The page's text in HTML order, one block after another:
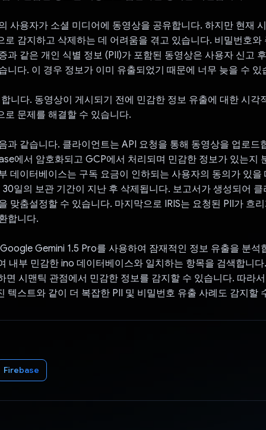
사용자가 소셜 미디어에 동영상을 공유합니다. 하지만 현재
로 감지하고 삭제하는 데 어려움을 겪고 있습니다. 비밀번호와
과 같은 개인 식별 정보 (PII)가 포함된 동영상은 사용자 신고
니다. 이 경우 정보가 이미 유출되었기 때문에 너무 늦을 수 있
니다. 동영상이 게시되기 전에 민감한 정보 유출에 대한 시각
로 문제를 해결할 수 있습니다.
과 같습니다. 클라이언트는 API 요청을 통해 동영상을 업로드
에서 암호화되고 GCP에서 처리되며 민감한 정보가 있는지
데이터베이스는 구독 요금이 인하되는 사용자의 동의가 있을
일의 보관 기간이 지난 후 삭제됩니다. 보고서가 생성되어
맞춤설정할 수 있습니다. 마지막으로 IRIS는 요청된 PII가 흐
합니다.
Gemini 1.5 Pro를 사용하여 잠재적인 정보 유출을 분석
내부 민감한 ino 데이터베이스와 일치하는 항목을 검색합니
면 시맨틱 관점에서 민감한 정보를 감지할 수 있습니다. 따라
텍스트와 같이 더 복잡한 PII 및 비밀번호 유출 사례도 감지할
Firebase